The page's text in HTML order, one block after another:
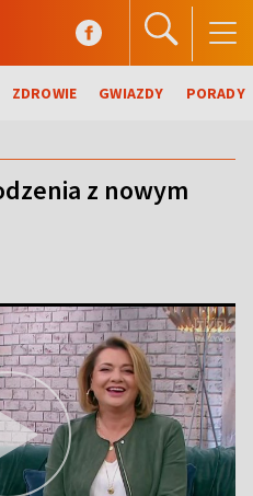
ZDROWIE GWIAZDY PORADY
z nowym